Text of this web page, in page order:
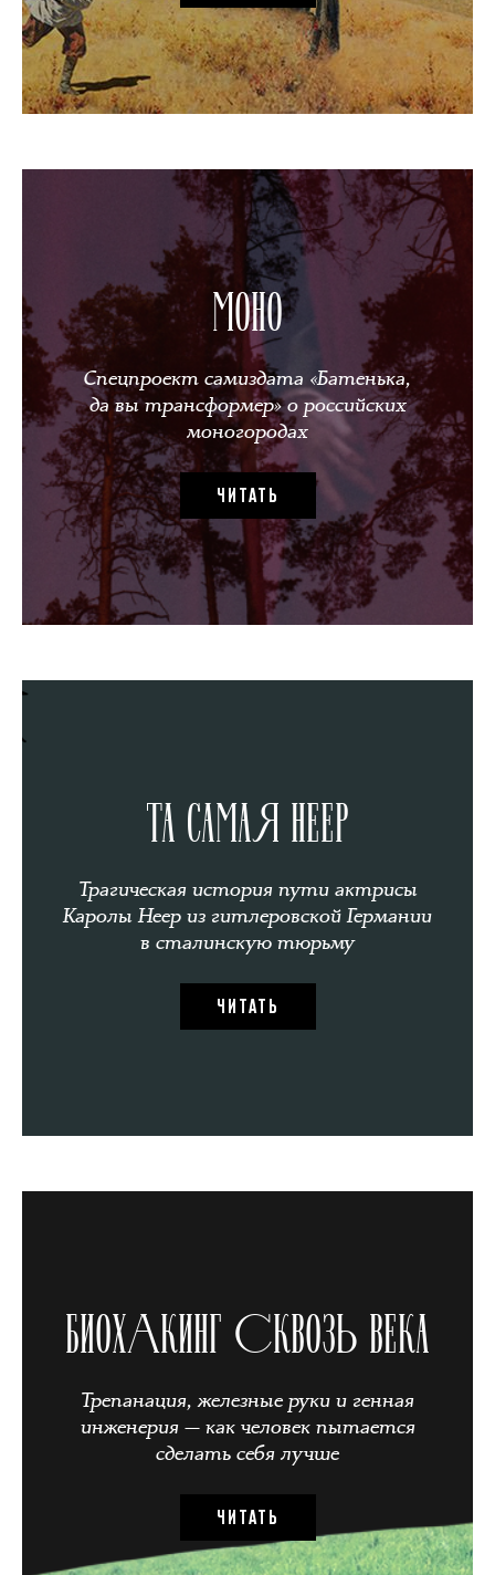
МОНО
Спецпроект самиздата «Батенька,
да вы трансформер» о российских
моногородах
ЧИТАТЬ
ТА САМАЯ НЕЕР
Трагическая история пути актрисы
Каролы Неер из гитлеровской Германии
в сталинскую тюрьму
ЧИТАТЬ
БИОХАКИНГ СКВОЗЬ ВЕКА
Трепанация, железные руки и генная
инженерия — как человек пытается
сделать себя лучше
ЧИТАТЬ